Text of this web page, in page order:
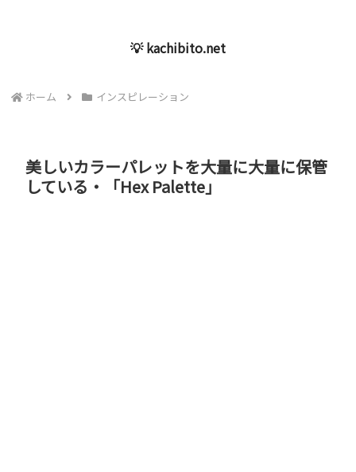
💡 kachibito.net
ホーム インスピレーション
美しいカラーパレットを大量に大量に保管
している・「Hex Palette」